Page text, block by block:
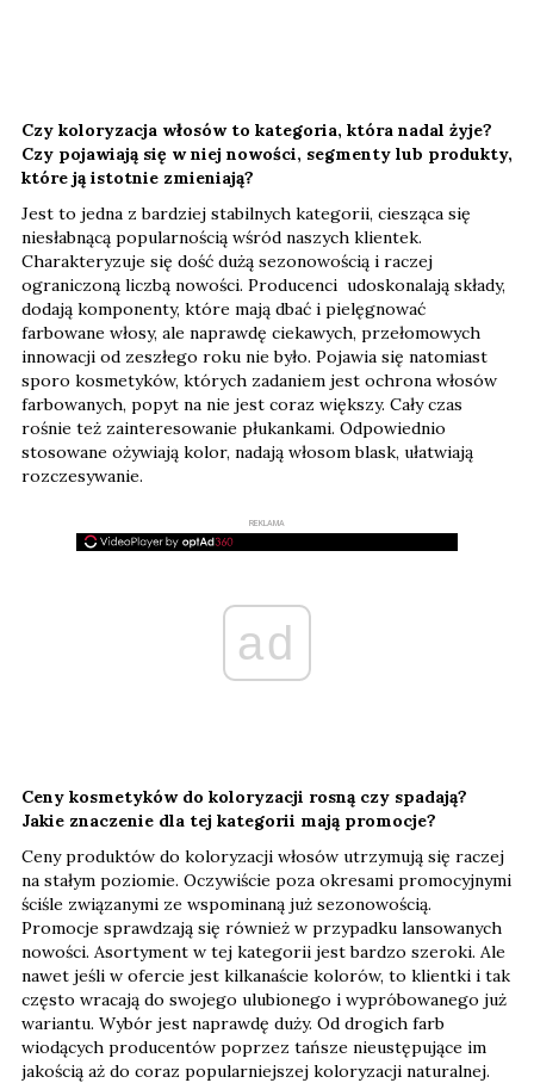
Czy koloryzacja włosów to kategoria, która nadal żyje?
Czy pojawiają się w niej nowości, segmenty lub produkty,
które ją istotnie zmieniają?
Jest to jedna z bardziej stabilnych kategorii, ciesząca się
niesłabnącą popularnością wśród naszych klientek.
Charakteryzuje się dość dużą sezonowością i raczej
ograniczoną liczbą nowości. Producenci udoskonalają składy,
dodają komponenty, które mają dbać i pielęgnować
farbowane włosy, ale naprawdę ciekawych, przełomowych
innowacji od zeszłego roku nie było. Pojawia się natomiast
sporo kosmetyków, których zadaniem jest ochrona włosów
farbowanych, popyt na nie jest coraz większy. Cały czas
rośnie też zainteresowanie płukankami. Odpowiednio
stosowane ożywiają kolor, nadają włosom blask, ułatwiają
rozczesywanie.
REKLAMA
ad
Ceny kosmetyków do koloryzacji rosną czy spadają?
Jakie znaczenie dla tej kategorii mają promocje?
Ceny produktów do koloryzacji włosów utrzymują się raczej
na stałym poziomie. Oczywiście poza okresami promocyjnymi
ściśle związanymi ze wspominaną już sezonowością.
Promocje sprawdzają się również w przypadku lansowanych
nowości. Asortyment w tej kategorii jest bardzo szeroki. Ale
nawet jeśli w ofercie jest kilkanaście kolorów, to klientki i tak
często wracają do swojego ulubionego i wypróbowanego już
wariantu. Wybór jest naprawdę duży. Od drogich farb
wiodących producentów poprzez tańsze nieustępujące im
jakością aż do coraz popularniejszej koloryzacji naturalnej.